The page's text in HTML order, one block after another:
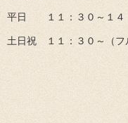
平日 １１：３０～１４
土日祝 １１：３０～（フ